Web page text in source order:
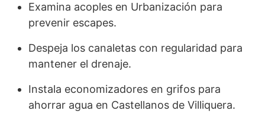
Examina acoples en Urbanización para
prevenir escapes.
Despeja los canaletas con regularidad para
mantener el drenaje.
Instala economizadores en grifos para
ahorrar agua en Castellanos de Villiquera.